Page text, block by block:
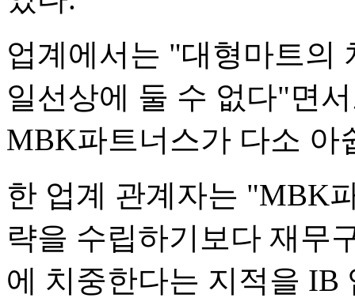
업계에서는 "대형마트의
일선상에 둘 수 없다"면
MBK파트너스가 다소 아
한 업계 관계자는 "MBK
략을 수립하기보다 재무
에 치중한다는 지적을